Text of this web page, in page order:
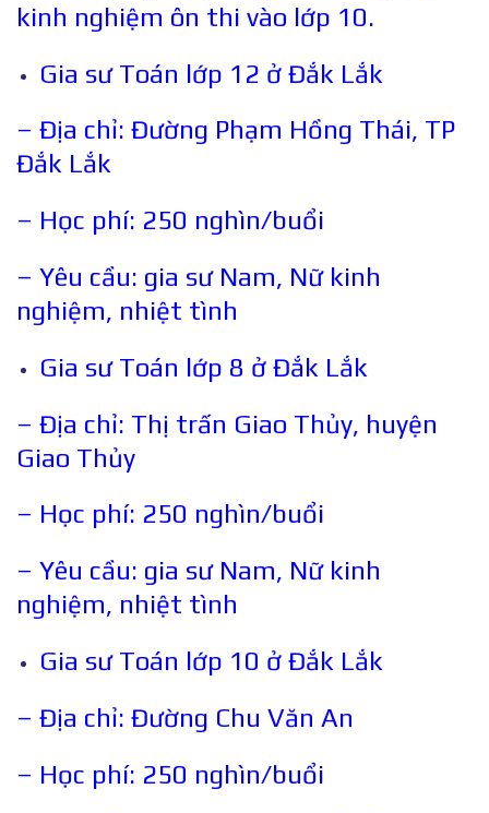
kinh nghiệm ôn thi vào lớp 10.
Gia sư Toán lớp 12 ở Đắk Lắk
– Địa chỉ: Đường Phạm Hồng Thái, TP
Đắk Lắk
– Học phí: 250 nghìn/buổi
– Yêu cầu: gia sư Nam, Nữ kinh
nghiệm, nhiệt tình
Gia sư Toán lớp 8 ở Đắk Lắk
– Địa chỉ: Thị trấn Giao Thủy, huyện
Giao Thủy
– Học phí: 250 nghìn/buổi
– Yêu cầu: gia sư Nam, Nữ kinh
nghiệm, nhiệt tình
Gia sư Toán lớp 10 ở Đắk Lắk
– Địa chỉ: Đường Chu Văn An
– Học phí: 250 nghìn/buổi